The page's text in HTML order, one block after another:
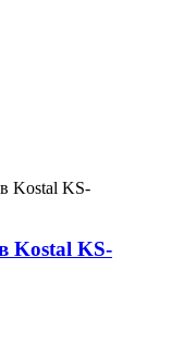
Kostal KS-